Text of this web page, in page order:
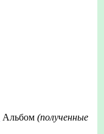
Альбом (полученные